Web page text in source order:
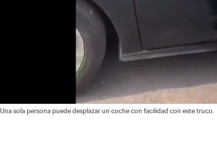
Una sola persona puede desplazar un coche con facilidad con este truco.